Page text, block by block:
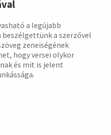
a legújabb
beszélgettünk a szerzővel
zeneiségének
hogy versei olykor
és mit is jelent